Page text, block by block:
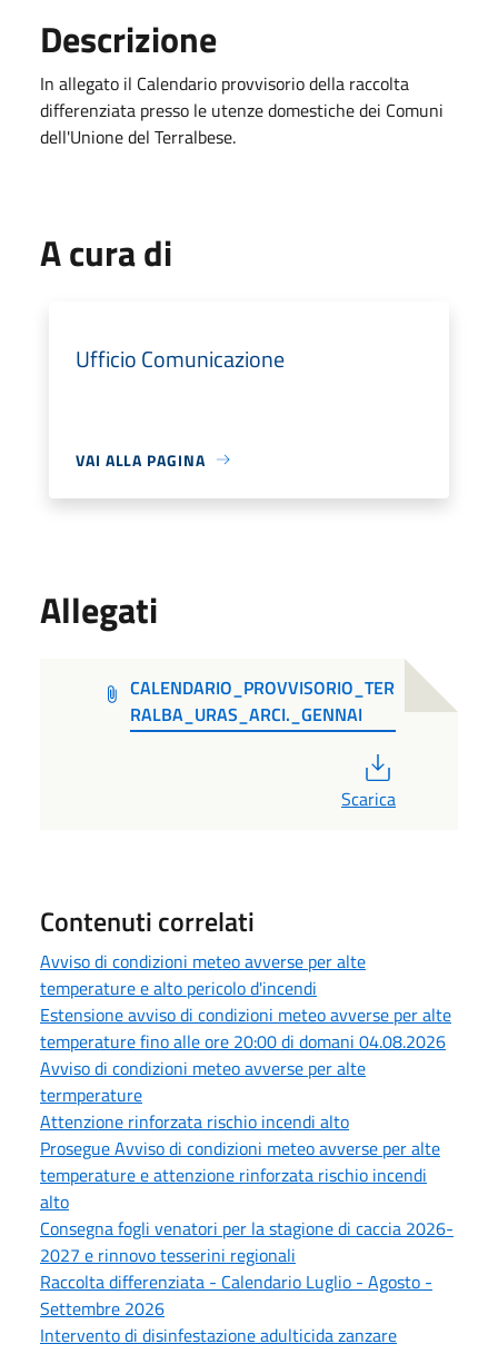
Descrizione
In allegato il Calendario provvisorio della raccolta
differenziata presso le utenze domestiche dei Comuni
dell'Unione del Terralbese.
A cura di
Ufficio Comunicazione
VAI ALLA PAGINA
Allegati
CALENDARIO_PROVVISORIO_TER
RALBA_URAS_ARCI._GENNAI
Scarica
Contenuti correlati
Avviso di condizioni meteo avverse per alte
temperature e alto pericolo d'incendi
Estensione avviso di condizioni meteo avverse per alte
temperature fino alle ore 20:00 di domani 04.08.2026
Avviso di condizioni meteo avverse per alte
termperature
Attenzione rinforzata rischio incendi alto
Prosegue Avviso di condizioni meteo avverse per alte
temperature e attenzione rinforzata rischio incendi
alto
Consegna fogli venatori per la stagione di caccia 2026-
2027 e rinnovo tesserini regionali
Raccolta differenziata - Calendario Luglio - Agosto -
Settembre 2026
Intervento di disinfestazione adulticida zanzare